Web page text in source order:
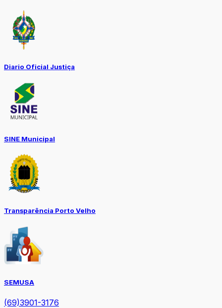
Diario Oficial Justiça
SINE Municipal
Transparência Porto Velho
SEMUSA
(69)3901-3176